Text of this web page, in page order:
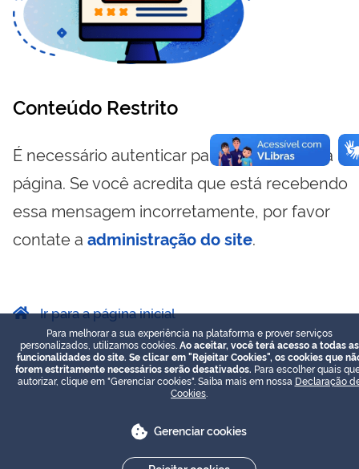
Conteúdo Restrito
É necessário autenticar para visualizar essa
página. Se você acredita que está recebendo
essa mensagem incorretamente, por favor
contate a administração do site.
Ir para a página inicial
Para melhorar a sua experiência na plataforma e prover serviços
personalizados, utilizamos cookies. Ao aceitar, você terá acesso a todas as
funcionalidades do site. Se clicar em "Rejeitar Cookies", os cookies que
forem estritamente necessários serão desativados. Para escolher quais
autorizar, clique em "Gerenciar cookies". Saiba mais em nossa Declaração
Cookies
Gerenciar cookies